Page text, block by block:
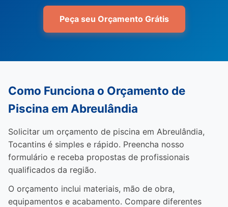
Peça seu Orçamento Grátis
Como Funciona o Orçamento de
Piscina em Abreulândia
Solicitar um orçamento de piscina em Abreulândia,
Tocantins é simples e rápido. Preencha nosso
formulário e receba propostas de profissionais
qualificados da região.
O orçamento inclui materiais, mão de obra,
equipamentos e acabamento. Compare diferentes